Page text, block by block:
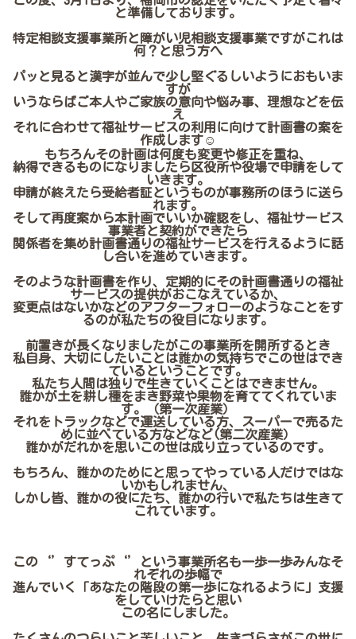
と準備しております。
特定相談支援事業所と障がい児相談支援事業ですがこれは
何？と思う方へ
パッと見ると漢字が並んで少し堅ぐるしいようにおもいま
すが
いうならばご本人やご家族の意向や悩み事、理想などを伝
え
それに合わせて福祉サービスの利用に向けて計画書の案を
作成します☺
もちろんその計画は何度も変更や修正を重ね、
納得できるものになりましたら区役所や役場で申請をして
いきます。
申請が終えたら受給者証というものが事務所のほうに送ら
れます。
そして再度案から本計画でいいか確認をし、福祉サービス
事業者と契約ができたら
関係者を集め計画書通りの福祉サービスを行えるように話
し合いを進めていきます。
そのような計画書を作り、定期的にその計画書通りの福祉
サービスの提供がおこなえているか、
変更点はないかなどのアフターフォローのようなことをす
るのが私たちの役目になります。
前置きが長くなりましたがこの事業所を開所するとき
私自身、大切にしたいことは誰かの気持ちでこの世はでき
ているということです。
私たち人間は独りで生きていくことはできません。
誰かが土を耕し種をまき野菜や果物を育ててくれていま
す。（第一次産業）
それをトラックなどで運送している方、スーパーで売るた
めに並べている方などなど(第二次産業）
誰かがだれかを思いこの世は成り立っているのです。
もちろん、誰かのためにと思ってやっている人だけではな
いかもしれません、
しかし皆、誰かの役にたち、誰かの行いで私たちは生きて
これています。
この‘’すてっぷ‘’という事業所名も一歩一歩みんなそ
れぞれの歩幅で
進んでいく「あなたの階段の第一歩になれるように」支援
をしていけたらと思い
この名にしました。